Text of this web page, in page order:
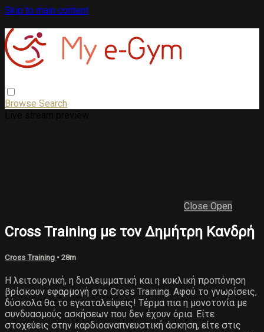
Skip to main content
Browse Search
Close Open
Cross Training με τον Δημήτρη Κανδρή
Cross Training • 28m
Η λειτουργική, η διαλειμματική και η κυκλική προπόνηση
βρίσκουν εφαρμογή στο Cross Training. Αφού το γνωρίσεις,
δύσκολα θα το εγκαταλείψεις! Τέρμα πια η μονοτονία με
συνδυασμούς ασκήσεων που δεν έχουν όρια. Είτε
στοχεύεις στην καρδιοαναπνευστική άσκηση, είτε στις